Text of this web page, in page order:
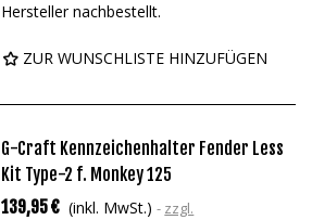
Hersteller nachbestellt.
ZUR WUNSCHLISTE HINZUFÜGEN
G-Craft Kennzeichenhalter Fender Less
Kit Type-2 f. Monkey 125
139,95 € (inkl. MwSt.)
zzgl.